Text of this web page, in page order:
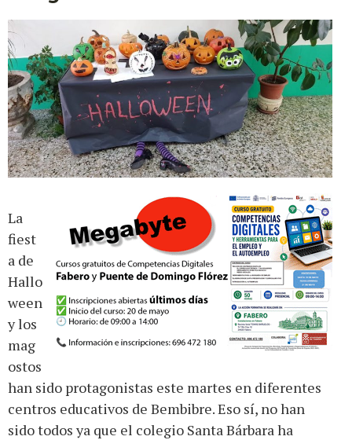
La
fiest
a de
Hallo
ween
y los
mag
ostos
han sido protagonistas este martes en diferentes
centros educativos de Bembibre. Eso sí, no han
sido todos ya que el colegio Santa Bárbara ha